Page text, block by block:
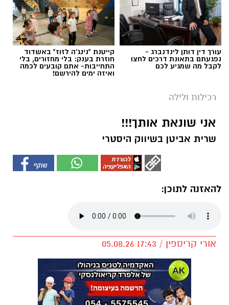
עורך דין דותן לינדנברג -
נפגעתם בתאונת דרכים לחצו
לקבל מה שמגיע לכם
קייטנת "נינג'ה לזוז" באשדוד
חוזרת בענק: בלי מחזורים, בלי
התחייבות- אתם קובעים לכמה
ואיזה ימים להירשם!
רכילות ולילה
אני שונאת אותך!!!
שרית אביטן בשיווק היסטרי
להאזנה לתוכן:
אורי קריספין / 17:43 05.08.26